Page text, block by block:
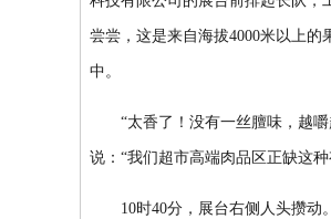
尝尝，这是来自海拔4000米以上
中。
“太香了！没有一丝膻味，越嚼
说：“我们超市高端肉品区正缺这
10时40分，展台右侧人头攒动